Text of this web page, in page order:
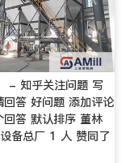
- 知乎关注问题 写
回答 好问题 添加评论
答 默认排序 董林
备总厂 1 人 赞同了